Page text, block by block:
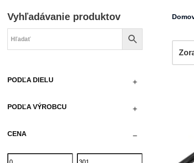
Vyhľadávanie produktov
PODĽA DIELU
PODĽA VÝROBCU
CENA